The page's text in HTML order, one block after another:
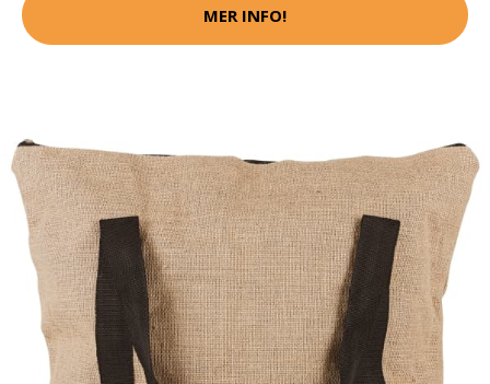
MER INFO!